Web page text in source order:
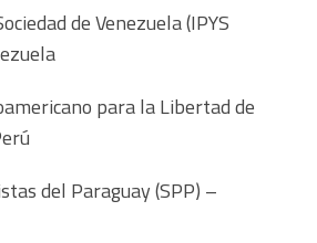
de Venezuela (IPYS
para la Libertad de
del Paraguay (SPP) –